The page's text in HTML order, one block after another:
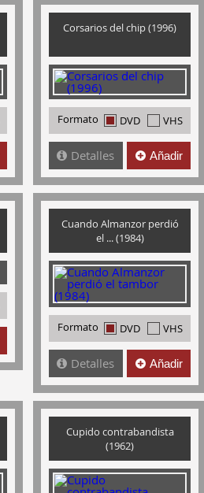
Corsarios del chip (1996)
Formato DVD VHS
Detalles Añadir
Cuando Almanzor perdió
el ... (1984)
Formato DVD VHS
Detalles Añadir
Cupido contrabandista
(1962)